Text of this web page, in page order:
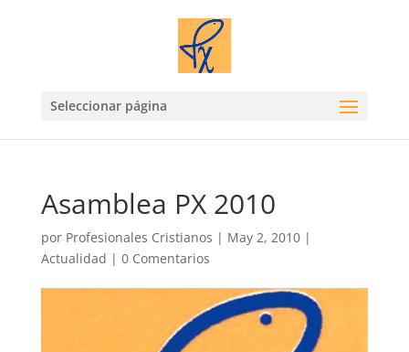
Seleccionar página
Asamblea PX 2010
por Profesionales Cristianos | May 2, 2010|
Actualidad | 0 Comentarios